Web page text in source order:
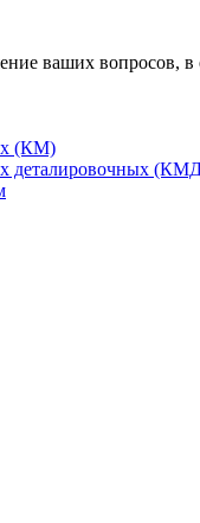
ваших вопросов, в
(КМ)
деталировочных